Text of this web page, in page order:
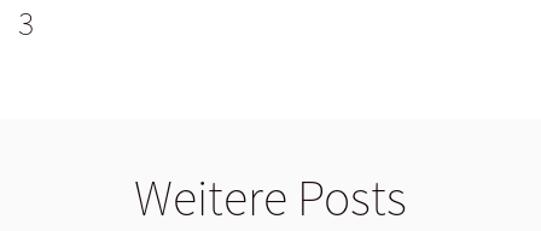
3
Weitere Posts